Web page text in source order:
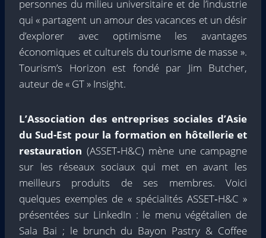
personnes du milieu universitaire et de l’industrie
qui « partagent un amour des vacances et un désir
d’explorer avec optimisme les avantages
économiques et culturels du tourisme de masse ».
Tourism’s Horizon est fondé par Jim Butcher,
auteur de « GT » Insight.
L’Association des entreprises sociales d’Asie
du Sud-Est pour la formation en hôtellerie et
restauration (ASSET‑H&C) mène une campagne
sur les réseaux sociaux qui met en avant les
meilleurs produits de ses membres. Voici
quelques exemples de « spécialités ASSET‑H&C »
présentées sur LinkedIn : le menu végétalien de
Sala Bai ; le brunch du Bayon Pastry & Coffee